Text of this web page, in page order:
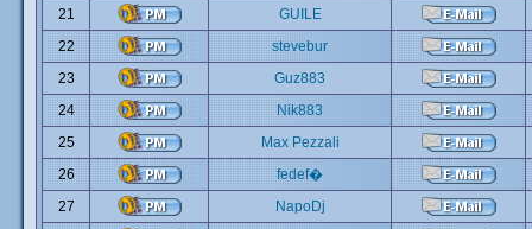
21
GUILE
22
stevebur
23
Guz883
24
Nik883
25
Max Pezzali
26
fedef�
27
NapoDj